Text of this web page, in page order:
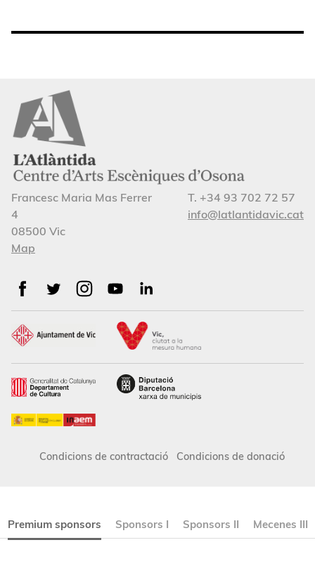
Francesc Maria Mas Ferrer
4
08500 Vic
Map
T. +34 93 702 72 57
info@latlantidavic.cat
Condicions de contractació Condicions de donació
Premium sponsors Sponsors I Sponsors II Mecenes III